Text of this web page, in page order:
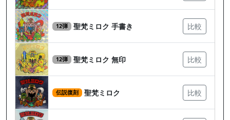
12弾 聖梵ミロク 手書き 比較
12弾 聖梵ミロク 無印 比較
伝説復刻 聖梵ミロク 比較